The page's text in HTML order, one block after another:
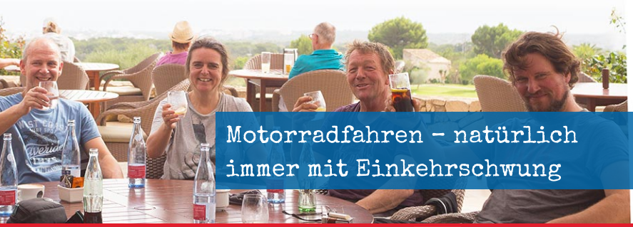
Motorradfahren – natürlich
immer mit Einkehrschwung